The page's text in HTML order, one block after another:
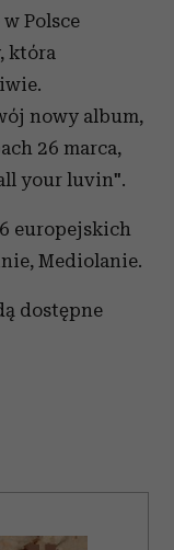
Polsce
która
nowy album,
26 marca,
your luvin".
europejskich
Mediolanie.
dostępne